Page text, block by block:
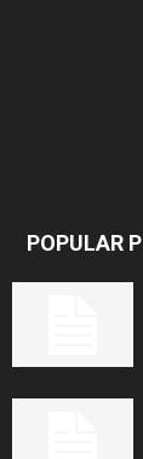
POPULAR